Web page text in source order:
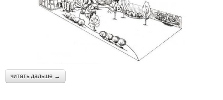
читать дальше →